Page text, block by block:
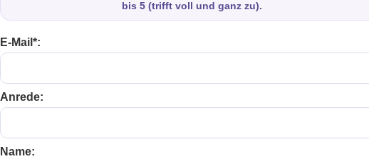
bis 5 (trifft voll und ganz zu).
E-Mail*:
Anrede:
Name: